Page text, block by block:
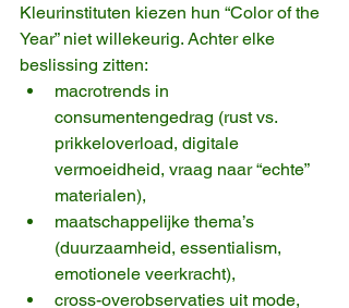
Kleurinstituten kiezen hun “Color of the
Year” niet willekeurig. Achter elke
beslissing zitten:
macrotrends in
consumentengedrag (rust vs.
prikkeloverload, digitale
vermoeidheid, vraag naar “echte”
materialen),
maatschappelijke thema’s
(duurzaamheid, essentialism,
emotionele veerkracht),
cross-overobservaties uit mode,